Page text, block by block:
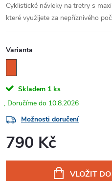
Cyklistické návleky na tretry s
které využijete za nepříznivého
Varianta
Skladem 1 ks
10.8.2026
Možnosti doručení
790 Kč
VLOŽIT